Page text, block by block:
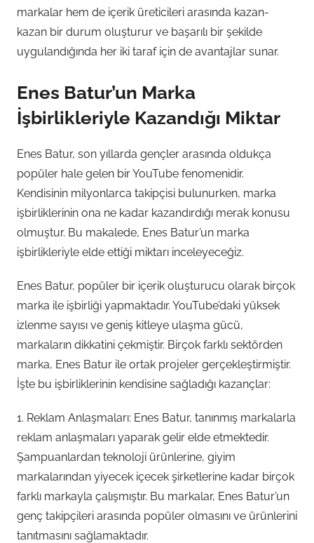
markalar hem de içerik üreticileri arasında kazan-
kazan bir durum oluşturur ve başarılı bir şekilde
uygulandığında her iki taraf için de avantajlar sunar.
Enes Batur’un Marka
İşbirlikleriyle Kazandığı Miktar
Enes Batur, son yıllarda gençler arasında oldukça
popüler hale gelen bir YouTube fenomenidir.
Kendisinin milyonlarca takipçisi bulunurken, marka
işbirliklerinin ona ne kadar kazandırdığı merak konusu
olmuştur. Bu makalede, Enes Batur’un marka
işbirlikleriyle elde ettiği miktarı inceleyeceğiz.
Enes Batur, popüler bir içerik oluşturucu olarak birçok
marka ile işbirliği yapmaktadır. YouTube’daki yüksek
izlenme sayısı ve geniş kitleye ulaşma gücü,
markaların dikkatini çekmiştir. Birçok farklı sektörden
marka, Enes Batur ile ortak projeler gerçekleştirmiştir.
İşte bu işbirliklerinin kendisine sağladığı kazançlar:
1. Reklam Anlaşmaları: Enes Batur, tanınmış markalarla
reklam anlaşmaları yaparak gelir elde etmektedir.
Şampuanlardan teknoloji ürünlerine, giyim
markalarından yiyecek içecek şirketlerine kadar birçok
farklı markayla çalışmıştır. Bu markalar, Enes Batur’un
genç takipçileri arasında popüler olmasını ve ürünlerini
tanıtmasını sağlamaktadır.